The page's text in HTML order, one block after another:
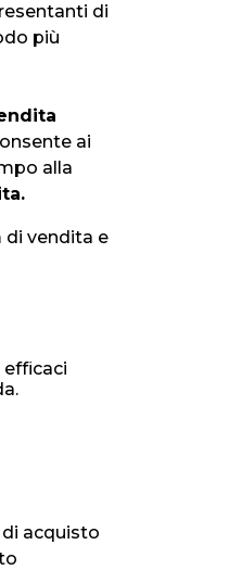
di
più
ai
alla
di vendita e
acquisto